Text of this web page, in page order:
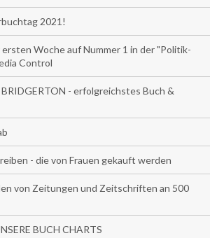
2021!
Woche auf Nummer 1 in der "Politik-
Control
- erfolgreichstes Buch &
- die von Frauen gekauft werden
von Zeitungen und Zeitschriften an 500
BUCH CHARTS